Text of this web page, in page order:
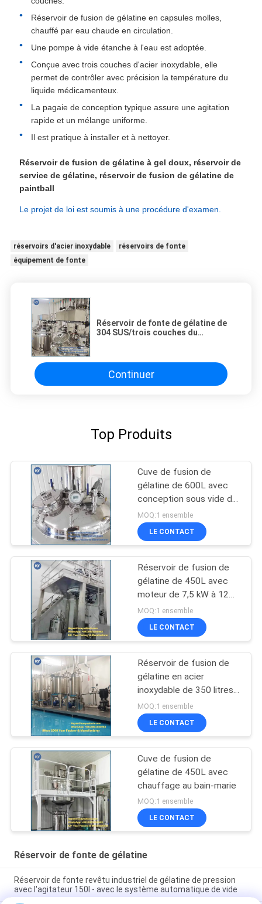
Réservoir de fusion de gélatine en capsules molles,
chauffé par eau chaude en circulation.
Une pompe à vide étanche à l'eau est adoptée.
Conçue avec trois couches d'acier inoxydable, elle
permet de contrôler avec précision la température du
liquide médicamenteux.
La pagaie de conception typique assure une agitation
rapide et un mélange uniforme.
Il est pratique à installer et à nettoyer.
Réservoir de fusion de gélatine à gel doux, réservoir de
service de gélatine, réservoir de fusion de gélatine de
paintball
Le projet de loi est soumis à une procédure d'examen.
réservoirs d'acier inoxydable
réservoirs de fonte
équipement de fonte
Réservoir de fonte de gélatine de
304 SUS/trois couches du
Continuer
Top Produits
Cuve de fusion de
gélatine de 600L avec
conception sous vide de
0,09 MPa
MOQ:1 ensemble
LE CONTACT
Réservoir de fusion de
gélatine de 450L avec
moteur de 7,5 kW à 12
kW
MOQ:1 ensemble
LE CONTACT
Réservoir de fusion de
gélatine en acier
inoxydable de 350 litres
24 kW
MOQ:1 ensemble
LE CONTACT
Cuve de fusion de
gélatine de 450L avec
chauffage au bain-marie
MOQ:1 ensemble
LE CONTACT
Réservoir de fonte de gélatine
Réservoir de fonte revêtu industriel de gélatine de pression
avec l'agitateur 150l - avec le système automatique de vide